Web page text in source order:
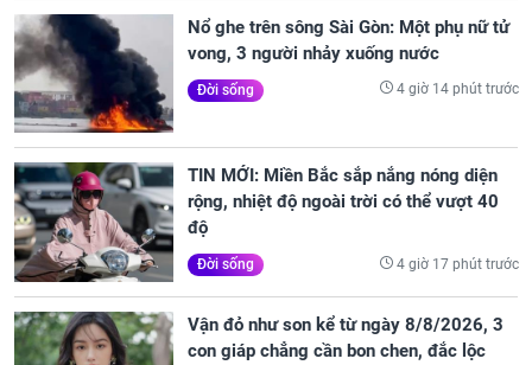
Nổ ghe trên sông Sài Gòn: Một phụ nữ tử
vong, 3 người nhảy xuống nước
Đời sống 4 giờ 14 phút trước
TIN MỚI: Miền Bắc sắp nắng nóng diện
rộng, nhiệt độ ngoài trời có thể vượt 40
độ
Đời sống 4 giờ 17 phút trước
Vận đỏ như son kể từ ngày 8/8/2026, 3
con giáp chẳng cần bon chen, đắc lộc